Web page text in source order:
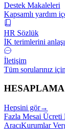
Destek Makaleleri
Kapsamlı yardım
HR Sözlük
İK terimlerini
İletişim
Tüm sorularınız
Hepsini gör→
Fazla Mesai Ücreti
AracıKurumlar